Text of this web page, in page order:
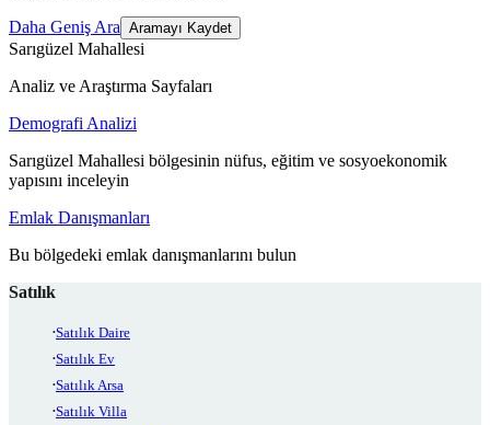
Daha Geniş Ara Aramayı Kaydet
Sarıgüzel Mahallesi
Analiz ve Araştırma Sayfaları
Demografi Analizi
Sarıgüzel Mahallesi bölgesinin nüfus, eğitim ve sosyoekonomik
yapısını inceleyin
Emlak Danışmanları
Bu bölgedeki emlak danışmanlarını bulun
Satılık
Satılık Daire
Satılık Ev
Satılık Arsa
Satılık Villa